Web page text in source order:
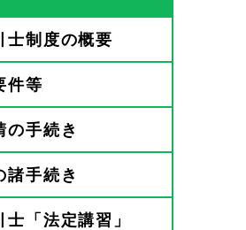
士制度の概要
件等
の手続き
諸手続き
士「法定講習」